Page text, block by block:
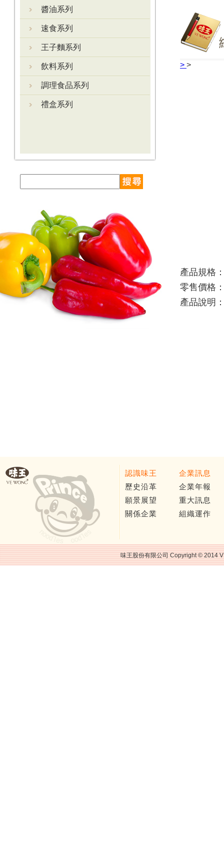
醬油系列
速食系列
王子麵系列
飲料系列
調理食品系列
禮盒系列
> >
產品規格
零售價格
產品說明
認識味王
歷史沿革
願景展望
關係企業
企業訊息
企業年報
重大訊息
組織運作
味王股份有限公司 Copyright © 2014